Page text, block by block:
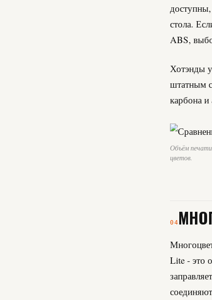
доступны,
стола.
ABS,
Хотэнды
штатным
карбона и
Объём
цветов.
04
Lite - это